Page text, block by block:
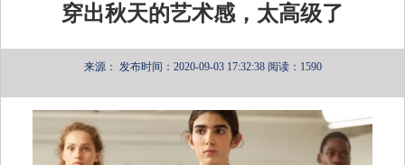
穿出秋天的艺术感，太高级了
来源： 发布时间：2020-09-03 17:32:38 阅读：1590